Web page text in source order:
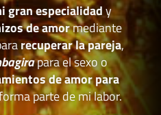
gran especialidady
de amormediante
recuperar la pareja,
para el sexo o
de amor para
parte de mi labor.